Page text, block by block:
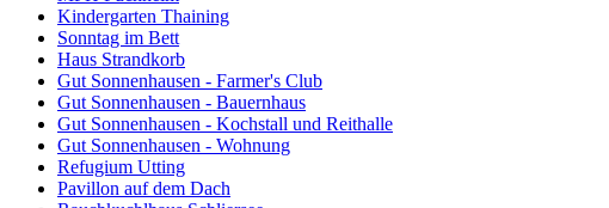
Kindergarten Thaining
Sonntag im Bett
Haus Strandkorb
Gut Sonnenhausen - Farmer's Club
Gut Sonnenhausen - Bauernhaus
Gut Sonnenhausen - Kochstall und Reithalle
Gut Sonnenhausen - Wohnung
Refugium Utting
Pavillon auf dem Dach